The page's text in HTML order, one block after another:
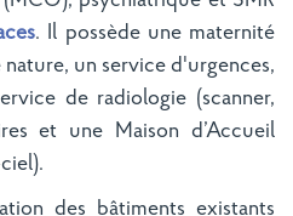
. Il possède une maternité
un service d'urgences,
de radiologie (scanner,
et une Maison d’Accueil
des bâtiments existants